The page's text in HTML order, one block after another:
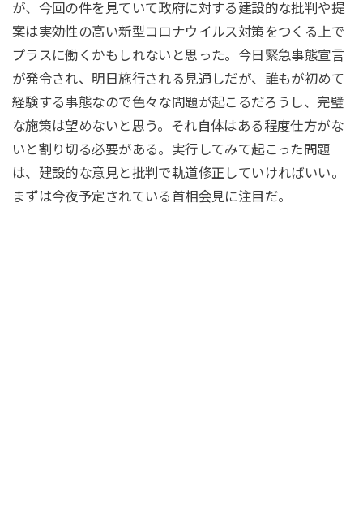
が、今回の件を見ていて政府に対する建設的な批判や提
案は実効性の高い新型コロナウイルス対策をつくる上で
プラスに働くかもしれないと思った。今日緊急事態宣言
が発令され、明日施行される見通しだが、誰もが初めて
経験する事態なので色々な問題が起こるだろうし、完璧
な施策は望めないと思う。それ自体はある程度仕方がな
いと割り切る必要がある。実行してみて起こった問題
は、建設的な意見と批判で軌道修正していければいい。
まずは今夜予定されている首相会見に注目だ。